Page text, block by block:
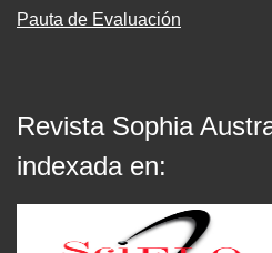
Pauta de Evaluación
Revista Sophia
indexada en: